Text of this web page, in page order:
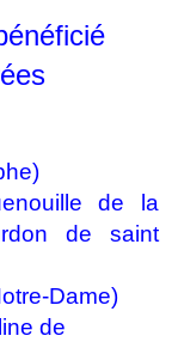
de la
de saint
Dame)
de